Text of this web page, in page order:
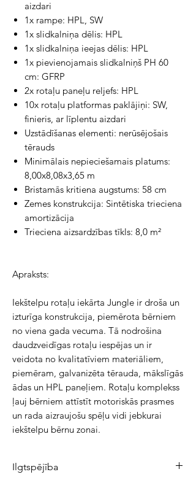
aizdari
1x rampe: HPL, SW
1x slidkalniņa dēlis: HPL
1x slidkalniņa ieejas dēlis: HPL
1x pievienojamais slidkalniņš PH 60
cm: GFRP
2x rotaļu paneļu reljefs: HPL
10x rotaļu platformas paklājiņi: SW,
finieris, ar līplentu aizdari
Uzstādīšanas elementi: nerūsējošais
tērauds
Minimālais nepieciešamais platums:
8,00x8,08x3,65 m
Bristamās kritiena augstums: 58 cm
Zemes konstrukcija: Sintētiska trieciena
amortizācija
Trieciena aizsardzības tīkls: 8,0 m²
Apraksts:
Iekštelpu rotaļu iekārta Jungle ir droša un
izturīga konstrukcija, piemērota bērniem
no viena gada vecuma. Tā nodrošina
daudzveidīgas rotaļu iespējas un ir
veidota no kvalitatīviem materiāliem,
piemēram, galvanizēta tērauda, mākslīgās
ādas un HPL paneļiem. Rotaļu komplekss
ļauj bērniem attīstīt motoriskās prasmes
un rada aizraujošu spēļu vidi jebkurai
iekštelpu bērnu zonai.
Ilgtspējība